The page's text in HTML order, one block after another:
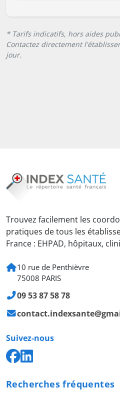
* Tarifs indicatifs, hors aides
Contactez directement
jour.
Trouvez facilement les
pratiques de tous les
France : EHPAD, hôpitaux,
10 rue de Penthièvre
75008 PARIS
09 53 87 58 78
Suivez-nous
Recherches fréquentes